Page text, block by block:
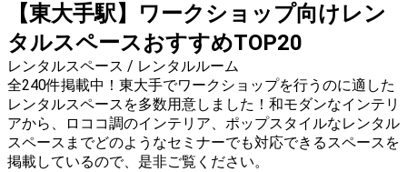
【東大手駅】ワークショップ向けレン
タルスペースおすすめTOP20
レンタルスペース / レンタルルーム
全240件掲載中！東大手でワークショップを行うのに適した
レンタルスペースを多数用意しました！和モダンなインテリ
アから、ロココ調のインテリア、ポップスタイルなレンタル
スペースまでどのようなセミナーでも対応できるスペースを
掲載しているので、是非ご覧ください。